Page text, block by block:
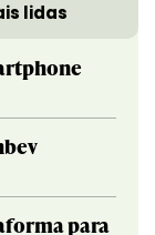
lidas
para